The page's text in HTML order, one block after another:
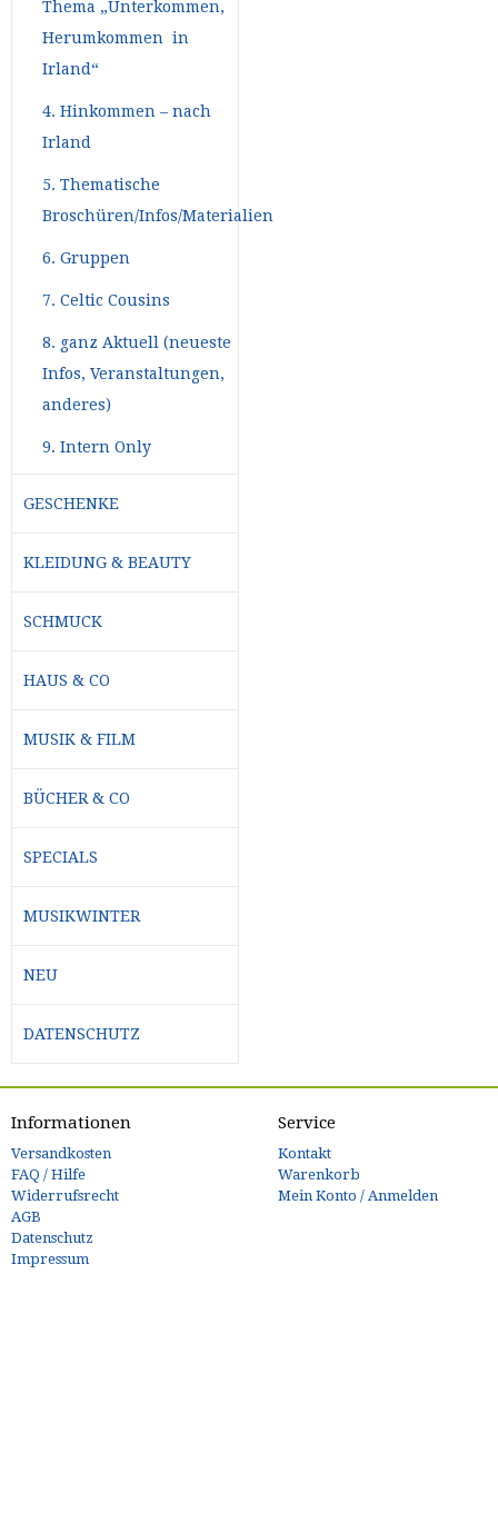
Thema „Unterkommen,
Herumkommen in
Irland“
4. Hinkommen – nach
Irland
5. Thematische
Broschüren/Infos/Materialien
6. Gruppen
7. Celtic Cousins
8. ganz Aktuell (neueste
Infos, Veranstaltungen,
anderes)
9. Intern Only
GESCHENKE
KLEIDUNG & BEAUTY
SCHMUCK
HAUS & CO
MUSIK & FILM
BÜCHER & CO
SPECIALS
MUSIKWINTER
NEU
DATENSCHUTZ
Informationen
Versandkosten
FAQ / Hilfe
Widerrufsrecht
AGB
Datenschutz
Impressum
Service
Kontakt
Warenkorb
Mein Konto / Anmelden